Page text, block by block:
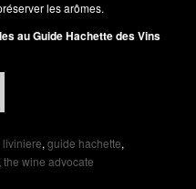
les arômes.
au Guide Hachette des Vins
liviniere, guide hachette,
the wine advocate